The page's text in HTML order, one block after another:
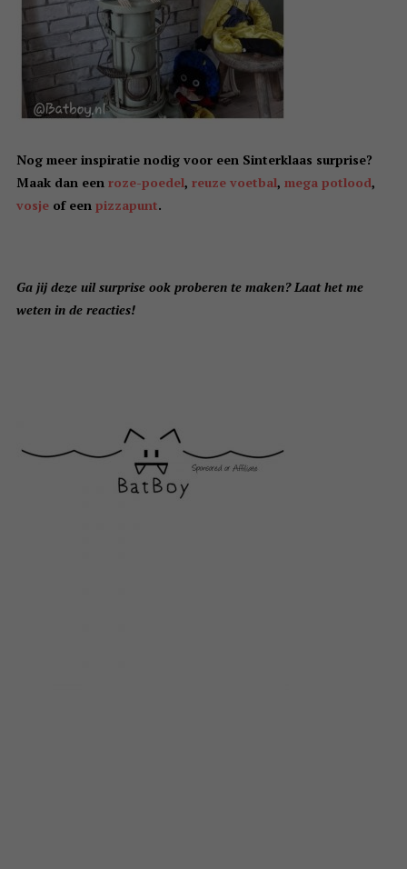
Nog meer inspiratie nodig voor een Sinterklaas surprise?
Maak dan een roze-poedel, reuze voetbal, mega potlood,
vosjeof een pizzapunt.
Ga jij deze uil surprise ook proberen te maken? Laat het me
weten in de reacties!